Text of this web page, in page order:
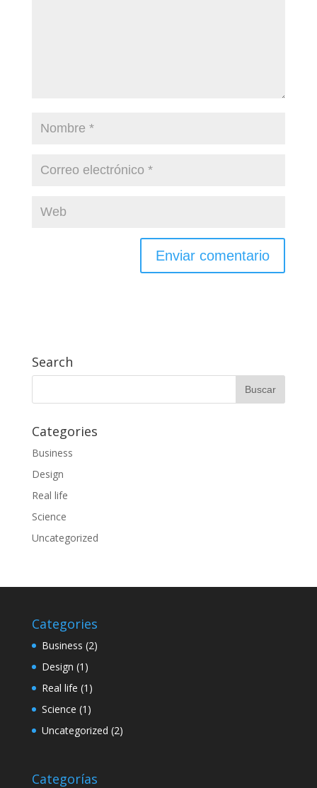
Search
Categories
Business
Design
Real life
Science
Uncategorized
Categories
Business (2)
Design (1)
Real life (1)
Science (1)
Uncategorized (2)
Categorías